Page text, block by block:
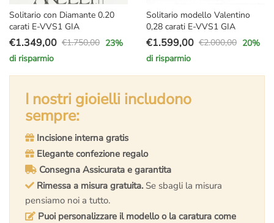
Solitario con Diamante 0.20
carati E-VVS1 GIA
€1.750,00
Il
prezzo
originale
€1.750,00.
€1.349,00
Il
prezzo
attuale
€1.349,00.
23%
di risparmio
Solitario modello Valentino
0,28 carati E-VVS1 GIA
€2.000,00
Il
prezzo
originale
era:
€1.599,00
Il
prezzo
attuale
è:
20%
di risparmio
I nostri gioielli includono
sempre:
Incisione interna gratis
Elegante confezione regalo
Consegna Assicurata e garantita
Rimessa a misura gratuita. Se sbagli la misura
pensiamo noi a tutto.
Puoi personalizzare il modello o la caratura come